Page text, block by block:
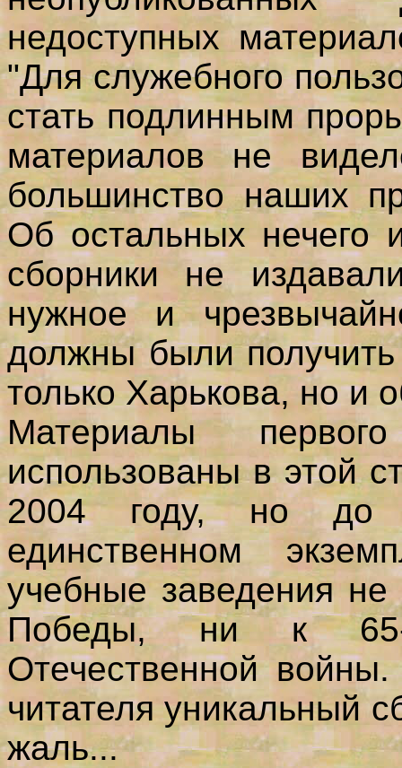
недоступных
"Для служебного
стать подлинным
материалов не
большинство наших
Об остальных нечего
сборники не
нужное и
должны были
только Харькова, но и
Материалы
использованы в этой
2004 году, но до
единственном
учебные заведения
Победы, ни к 65-
Отечественной
читателя уникальный
жаль...